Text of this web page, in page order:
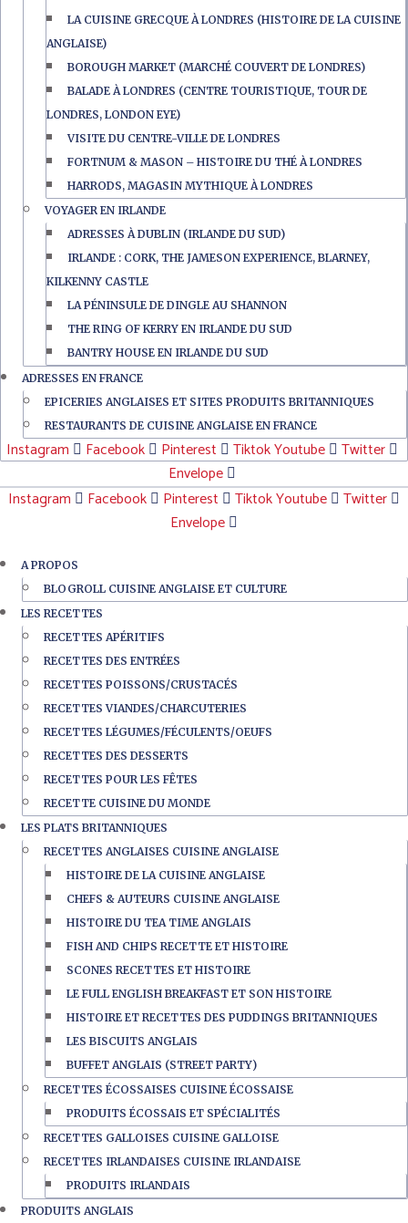
LA CUISINE GRECQUE À LONDRES (HISTOIRE DE LA CUISINE
ANGLAISE)
BOROUGH MARKET (MARCHÉ COUVERT DE LONDRES)
BALADE À LONDRES (CENTRE TOURISTIQUE, TOUR DE
LONDRES, LONDON EYE)
VISITE DU CENTRE-VILLE DE LONDRES
FORTNUM & MASON – HISTOIRE DU THÉ À LONDRES
HARRODS, MAGASIN MYTHIQUE À LONDRES
VOYAGER EN IRLANDE
ADRESSES À DUBLIN (IRLANDE DU SUD)
IRLANDE : CORK, THE JAMESON EXPERIENCE, BLARNEY,
KILKENNY CASTLE
LA PÉNINSULE DE DINGLE AU SHANNON
THE RING OF KERRY EN IRLANDE DU SUD
BANTRY HOUSE EN IRLANDE DU SUD
ADRESSES EN FRANCE
EPICERIES ANGLAISES ET SITES PRODUITS BRITANNIQUES
RESTAURANTS DE CUISINE ANGLAISE EN FRANCE
Instagram Facebook Pinterest TiktokYoutube
Twitter
Envelope
Instagram
Facebook Pinterest TiktokYoutube
Twitter
Envelope
A PROPOS
BLOGROLL CUISINE ANGLAISE ET CULTURE
LES RECETTES
RECETTES APÉRITIFS
RECETTES DES ENTRÉES
RECETTES POISSONS/CRUSTACÉS
RECETTES VIANDES/CHARCUTERIES
RECETTES LÉGUMES/FÉCULENTS/OEUFS
RECETTES DES DESSERTS
RECETTES POUR LES FÊTES
RECETTE CUISINE DU MONDE
LES PLATS BRITANNIQUES
RECETTES ANGLAISES CUISINE ANGLAISE
HISTOIRE DE LA CUISINE ANGLAISE
CHEFS & AUTEURS CUISINE ANGLAISE
HISTOIRE DU TEA TIME ANGLAIS
FISH AND CHIPS RECETTE ET HISTOIRE
SCONES RECETTES ET HISTOIRE
LE FULL ENGLISH BREAKFAST ET SON HISTOIRE
HISTOIRE ET RECETTES DES PUDDINGS BRITANNIQUES
LES BISCUITS ANGLAIS
BUFFET ANGLAIS (STREET PARTY)
RECETTES ÉCOSSAISES CUISINE ÉCOSSAISE
PRODUITS ÉCOSSAIS ET SPÉCIALITÉS
RECETTES GALLOISES CUISINE GALLOISE
RECETTES IRLANDAISES CUISINE IRLANDAISE
PRODUITS IRLANDAIS
PRODUITS ANGLAIS